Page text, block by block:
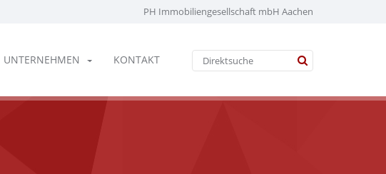
PH Immobiliengesellschaft mbH Aachen
UNTERNEHMEN KONTAKT